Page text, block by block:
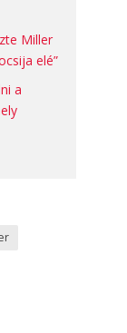
Miller
elé”
a